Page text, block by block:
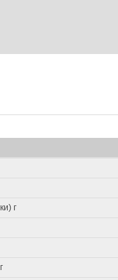
г